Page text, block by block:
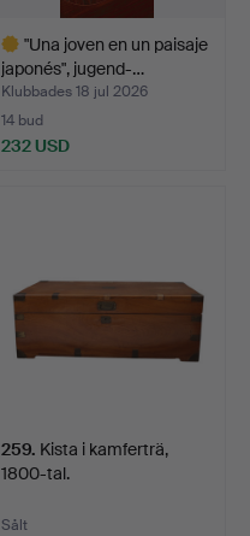
"Una joven en un paisaje
japonés", jugend-…
Klubbades 18 jul 2026
14 bud
232 USD
259. Kista i kamferträ,
1800-tal.
Sålt